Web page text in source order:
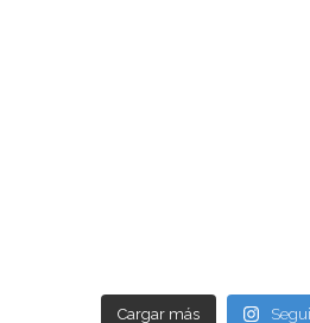
Cargar más